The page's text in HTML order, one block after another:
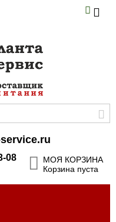
08
МОЯ КОРЗИНА
Корзина пуста